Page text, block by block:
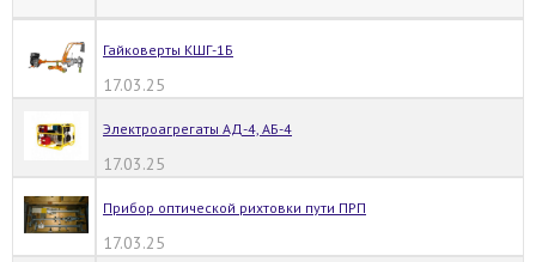
Гайковерты КШГ-1Б
17.03.25
Электроагрегаты АД-4, АБ-4
17.03.25
Прибор оптической рихтовки пути ПРП
17.03.25